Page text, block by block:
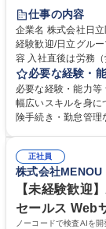
住宅手当あり
育休あり
完全週
仕事の内容
企業名 株式会社日立医薬情報
経験歓迎/日立グループ
容 入社直後は労務
任せいたします。将
営を支えるゼネラリストをめざせま
計算、社会保険対応
します。ご経験に応
幅広く経験を積みたい意
務・人事】未経験歓
指す
必要な経験・
必要な経験・能力
幅広いスキルを身につけたい方
険手続き・勤怠管
のご経験 ■労務管理
■衛生管理者の資格をお持ちの方 学歴・資格
専修学校 高校 語学
正社員
株式会社MENOU
【未経験歓迎
セールス Web
ノーコードで検査AIを